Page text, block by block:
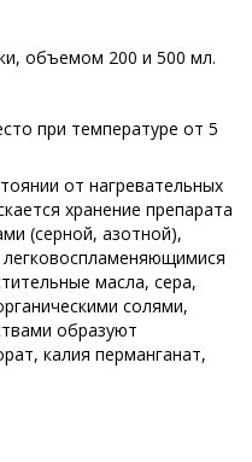
объемом 200 и 500 мл.
при температуре от 5
от нагревательных
хранение препарата
(серной, азотной),
масла, сера,
солями,
образуют
калия перманганат,